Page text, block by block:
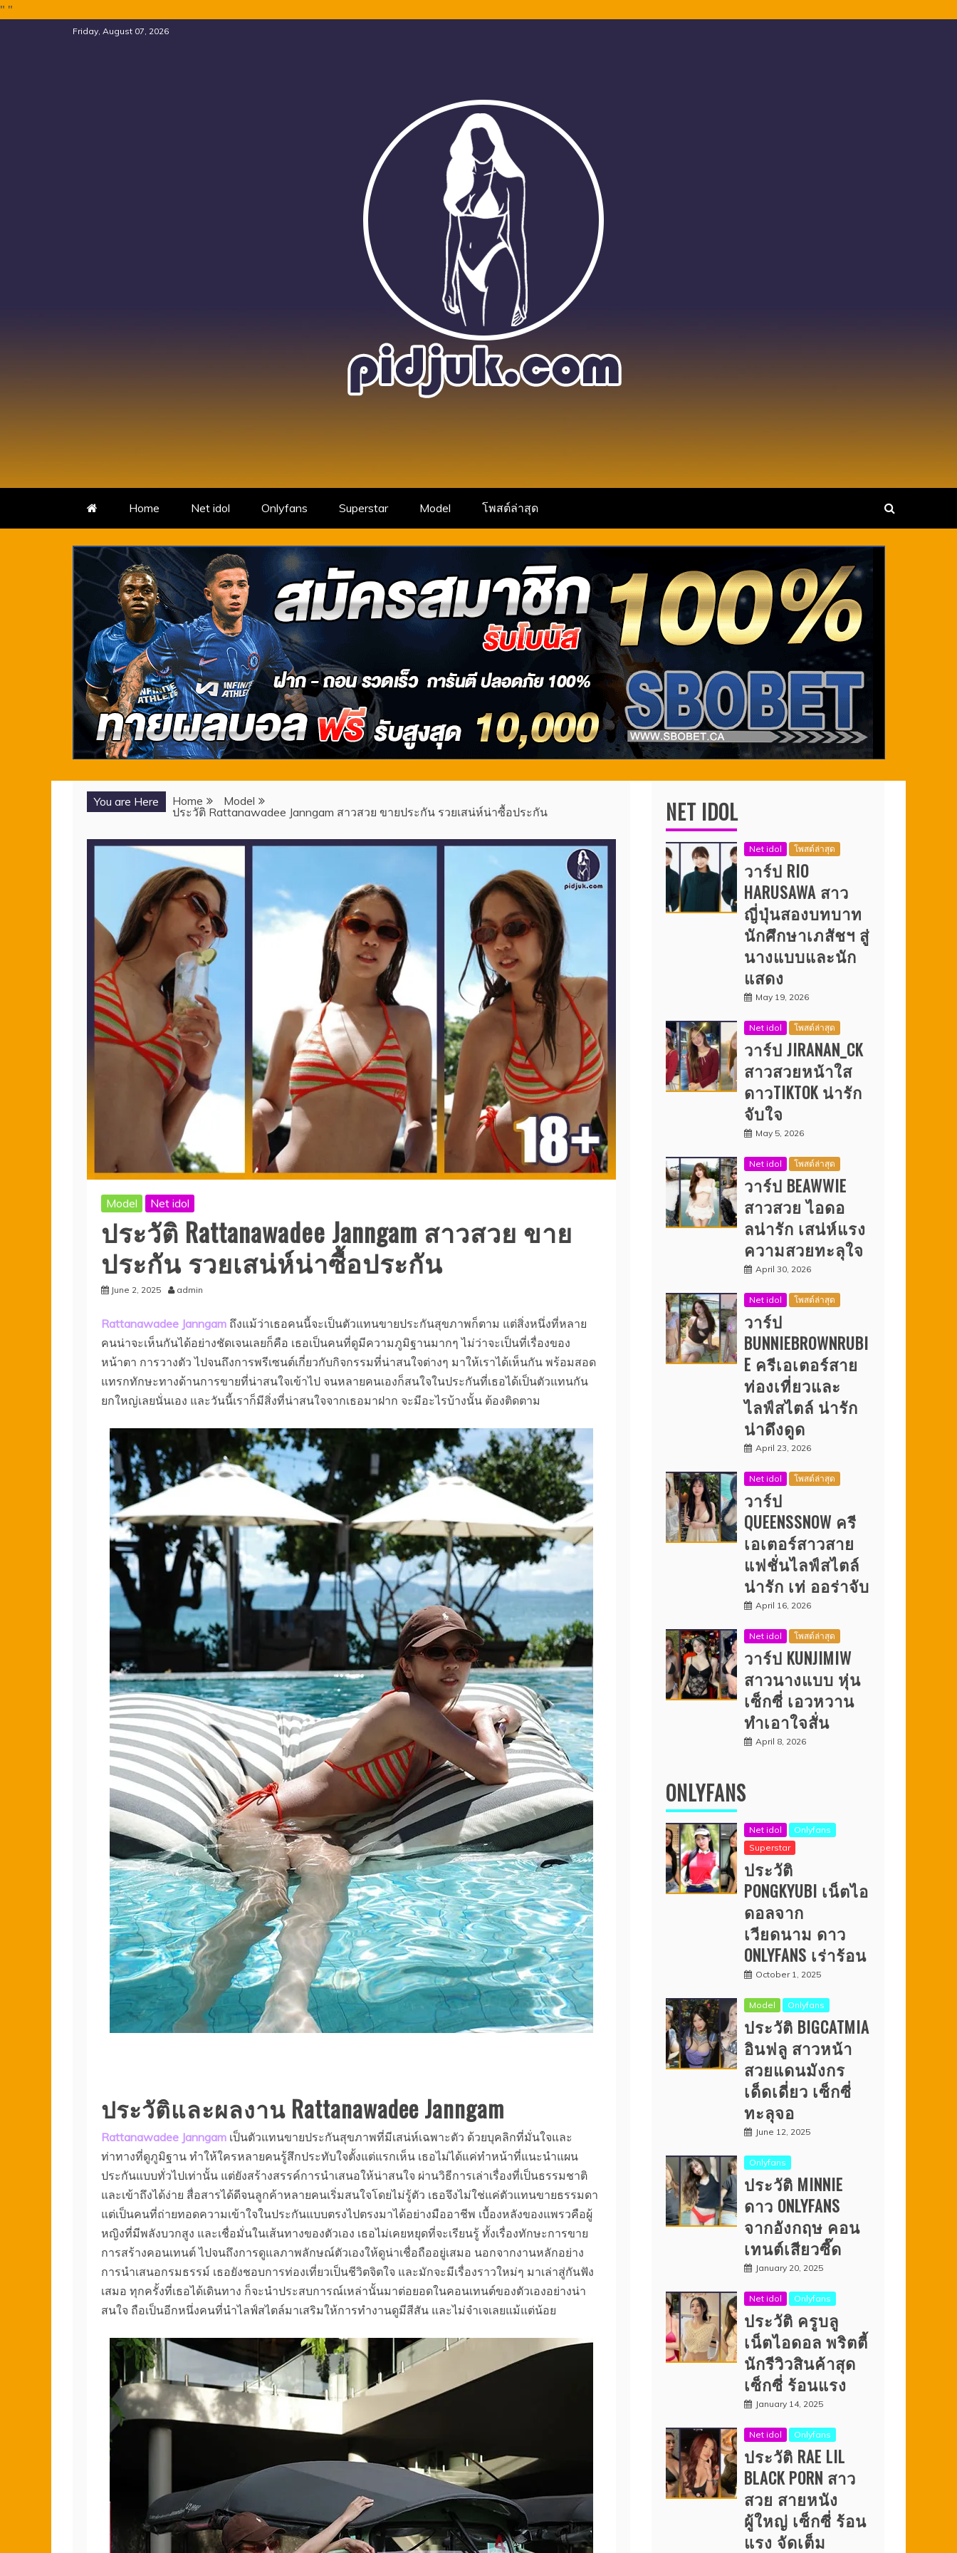
" "
Friday, August 07, 2026
แหล่งรวมวาร์ป สาวสวย เซ็กซี่ คนดัง ไอดอล ดาว X
TIKTOK ONLYFANS
ใหม่ กำลังมาแรง
Home Net idol Onlyfans Superstar Model โพสต์ล่าสุด
You are Here Home
Model
ประวัติ Rattanawadee Janngam สาวสวย ขายประกัน รวยเสน่ห์น่าซื้อประกัน
Model Net idol
ประวัติ Rattanawadee Janngam สาวสวย ขาย
ประกัน รวยเสน่ห์น่าซื้อประกัน
June 2, 2025 admin
Rattanawadee Janngam ถึงแม้ว่าเธอคนนี้จะเป็นตัวแทนขายประกันสุขภาพก็ตาม แต่สิ่งหนึ่งที่หลาย
คนน่าจะเห็นกันได้อย่างชัดเจนเลยก็คือ เธอเป็นคนที่ดูมีความภูมิฐานมากๆ ไม่ว่าจะเป็นที่เรื่องของ
หน้าตา การวางตัว ไปจนถึงการพรีเซนต์เกี่ยวกับกิจกรรมที่น่าสนใจต่างๆ มาให้เราได้เห็นกัน พร้อมสอด
แทรกทักษะทางด้านการขายที่น่าสนใจเข้าไป จนหลายคนเองก็สนใจในประกันที่เธอได้เป็นตัวแทนกัน
ยกใหญ่เลยนั่นเอง และวันนี้เราก็มีสิ่งที่น่าสนใจจากเธอมาฝาก จะมีอะไรบ้างนั้น ต้องติดตาม
ประวัติและผลงาน Rattanawadee Janngam
Rattanawadee Janngam เป็นตัวแทนขายประกันสุขภาพที่มีเสน่ห์เฉพาะตัว ด้วยบุคลิกที่มั่นใจและ
ท่าทางที่ดูภูมิฐาน ทำให้ใครหลายคนรู้สึกประทับใจตั้งแต่แรกเห็น เธอไม่ได้แค่ทำหน้าที่แนะนำแผน
ประกันแบบทั่วไปเท่านั้น แต่ยังสร้างสรรค์การนำเสนอให้น่าสนใจ ผ่านวิธีการเล่าเรื่องที่เป็นธรรมชาติ
และเข้าถึงได้ง่าย สื่อสารได้ดีจนลูกค้าหลายคนเริ่มสนใจโดยไม่รู้ตัว เธอจึงไม่ใช่แค่ตัวแทนขายธรรมดา
แต่เป็นคนที่ถ่ายทอดความเข้าใจในประกันแบบตรงไปตรงมาได้อย่างมืออาชีพ เบื้องหลังของแพรวคือผู้
หญิงที่มีพลังบวกสูง และเชื่อมั่นในเส้นทางของตัวเอง เธอไม่เคยหยุดที่จะเรียนรู้ ทั้งเรื่องทักษะการขาย
การสร้างคอนเทนต์ ไปจนถึงการดูแลภาพลักษณ์ตัวเองให้ดูน่าเชื่อถืออยู่เสมอ นอกจากงานหลักอย่าง
การนำเสนอกรมธรรม์ เธอยังชอบการท่องเที่ยวเป็นชีวิตจิตใจ และมักจะมีเรื่องราวใหม่ๆ มาเล่าสู่กันฟัง
เสมอ ทุกครั้งที่เธอได้เดินทาง ก็จะนำประสบการณ์เหล่านั้นมาต่อยอดในคอนเทนต์ของตัวเองอย่างน่า
สนใจ ถือเป็นอีกหนึ่งคนที่นำไลฟ์สไตล์มาเสริมให้การทำงานดูมีสีสัน และไม่จำเจเลยแม้แต่น้อย
NET IDOL
Net idol โพสต์ล่าสุด
วาร์ป RIO
HARUSAWA สาว
ญี่ปุ่นสองบทบาท
นักศึกษาเภสัชฯ สู่
นางแบบและนัก
แสดง
May 19, 2026
Net idol โพสต์ล่าสุด
วาร์ป JIRANAN_CK
สาวสวยหน้าใส
ดาวTIKTOK น่ารัก
จับใจ
May 5, 2026
Net idol โพสต์ล่าสุด
วาร์ป BEAWWIE
สาวสวย ไอดอ
ลน่ารัก เสน่ห์แรง
ความสวยทะลุใจ
April 30, 2026
Net idol โพสต์ล่าสุด
วาร์ป
BUNNIEBROWNRUBI
E ครีเอเตอร์สาย
ท่องเที่ยวและ
ไลฟ์สไตล์ น่ารัก
น่าดึงดูด
April 23, 2026
Net idol โพสต์ล่าสุด
วาร์ป
QUEENSSNOW ครี
เอเตอร์สาวสาย
แฟชั่นไลฟ์สไตล์
น่ารัก เท่ ออร่าจับ
April 16, 2026
Net idol โพสต์ล่าสุด
วาร์ป KUNJIMIW
สาวนางแบบ หุ่น
เซ็กซี่ เอวหวาน
ทำเอาใจสั่น
April 8, 2026
ONLYFANS
Net idol
Onlyfans
Superstar
ประวัติ
PONGKYUBI เน็ตไอ
ดอลจาก
เวียดนาม ดาว
ONLYFANS เร่าร้อน
October 1, 2025
Model Onlyfans
ประวัติ BIGCATMIA
อินฟลู สาวหน้า
สวยแดนมังกร
เด็ดเดี่ยว เซ็กซี่
ทะลุจอ
June 12, 2025
Onlyfans
ประวัติ MINNIE
ดาว ONLYFANS
จากอังกฤษ คอน
เทนต์เสียวซี๊ด
January 20, 2025
Net idol Onlyfans
ประวัติ ครูบลู
เน็ตไอดอล พริตตี้
นักรีวิวสินค้าสุด
เซ็กซี่ ร้อนแรง
January 14, 2025
Net idol Onlyfans
ประวัติ RAE LIL
BLACK PORN สาว
สวย สายหนัง
ผู้ใหญ่ เซ็กซี่ ร้อน
แรง จัดเต็ม